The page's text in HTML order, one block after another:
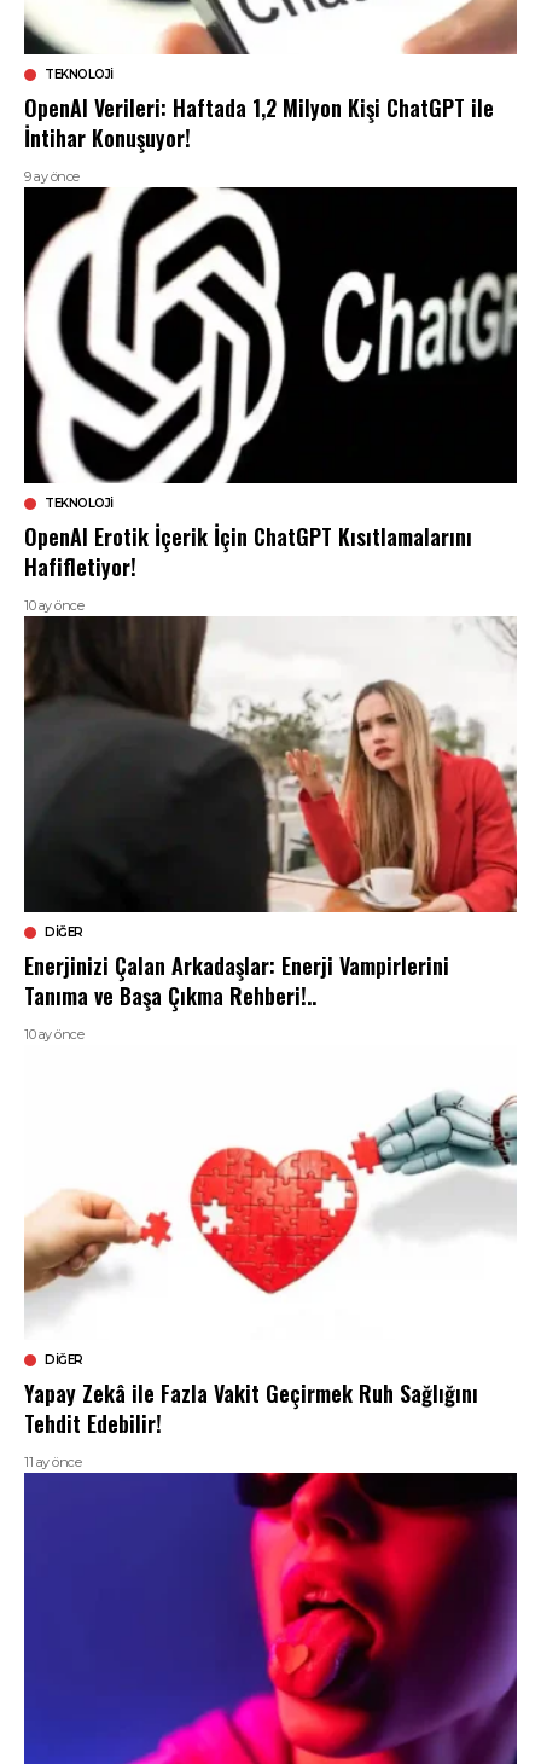
TEKNOLOJI
OpenAI Verileri: Haftada 1,2 Milyon Kişi ChatGPT ile
İntihar Konuşuyor!
9 ay önce
TEKNOLOJI
OpenAI Erotik İçerik İçin ChatGPT Kısıtlamalarını
Hafifletiyor!
10 ay önce
DIĞER
Enerjinizi Çalan Arkadaşlar: Enerji Vampirlerini
Tanıma ve Başa Çıkma Rehberi!..
10 ay önce
DIĞER
Yapay Zekâ ile Fazla Vakit Geçirmek Ruh Sağlığını
Tehdit Edebilir!
11 ay önce